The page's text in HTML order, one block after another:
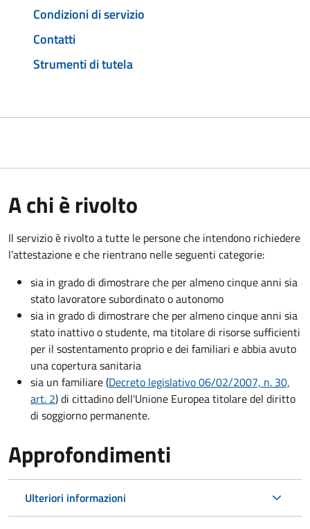
Condizioni di servizio
Contatti
Strumenti di tutela
A chi è rivolto
Il servizio è rivolto a tutte le persone che intendono richiedere
l’attestazione e che rientrano nelle seguenti categorie:
sia in grado di dimostrare che per almeno cinque anni sia
stato lavoratore subordinato o autonomo
sia in grado di dimostrare che per almeno cinque anni sia
stato inattivo o studente, ma titolare di risorse sufficienti
per il sostentamento proprio e dei familiari e abbia avuto
una copertura sanitaria
sia un familiare (Decreto legislativo 06/02/2007, n. 30,
art. 2) di cittadino dell'Unione Europea titolare del diritto
di soggiorno permanente.
Approfondimenti
Ulteriori informazioni